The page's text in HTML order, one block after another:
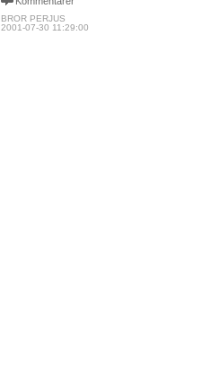
BROR PERJUS
2001-07-30 11:29:00